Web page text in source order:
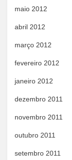
maio 2012
abril 2012
março 2012
fevereiro 2012
janeiro 2012
dezembro 2011
novembro 2011
outubro 2011
setembro 2011